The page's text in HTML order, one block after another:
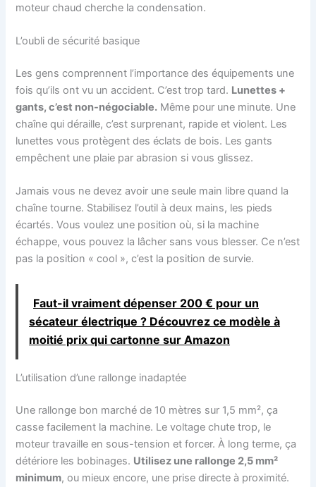
moteur chaud cherche la condensation.
L’oubli de sécurité basique
Les gens comprennent l’importance des équipements une
fois qu’ils ont vu un accident. C’est trop tard. Lunettes +
gants, c’est non-négociable. Même pour une minute. Une
chaîne qui déraille, c’est surprenant, rapide et violent. Les
lunettes vous protègent des éclats de bois. Les gants
empêchent une plaie par abrasion si vous glissez.
Jamais vous ne devez avoir une seule main libre quand la
chaîne tourne. Stabilisez l’outil à deux mains, les pieds
écartés. Vous voulez une position où, si la machine
échappe, vous pouvez la lâcher sans vous blesser. Ce n’est
pas la position « cool », c’est la position de survie.
Faut-il vraiment dépenser 200 € pour un
sécateur électrique ? Découvrez ce modèle à
moitié prix qui cartonne sur Amazon
L’utilisation d’une rallonge inadaptée
Une rallonge bon marché de 10 mètres sur 1,5 mm², ça
casse facilement la machine. Le voltage chute trop, le
moteur travaille en sous-tension et forcer. À long terme, ça
détériore les bobinages. Utilisez une rallonge 2,5 mm²
minimum, ou mieux encore, une prise directe à proximité.